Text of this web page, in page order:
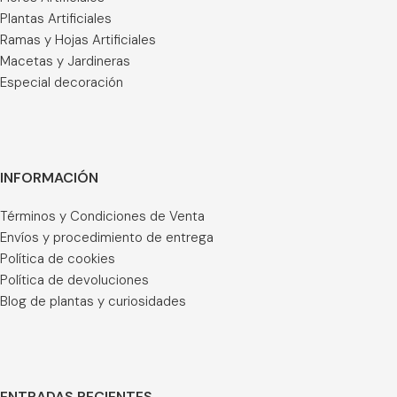
Plantas Artificiales
Ramas y Hojas Artificiales
Macetas y Jardineras
Especial decoración
INFORMACIÓN
Términos y Condiciones de Venta
Envíos y procedimiento de entrega
Política de cookies
Política de devoluciones
Blog de plantas y curiosidades